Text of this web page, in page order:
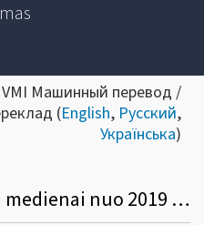
Машинный перевод /
(English, Русский,
Українська)
1. Kokiai parduodamai medienai nuo 2019 m. sausio 1 d. taikomas lengvatinis 9 proc. PVM tarifas?